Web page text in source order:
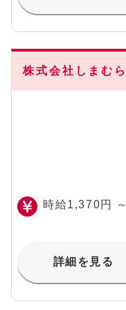
株式会社しまむら
時給1,370円 ～
詳細を見る